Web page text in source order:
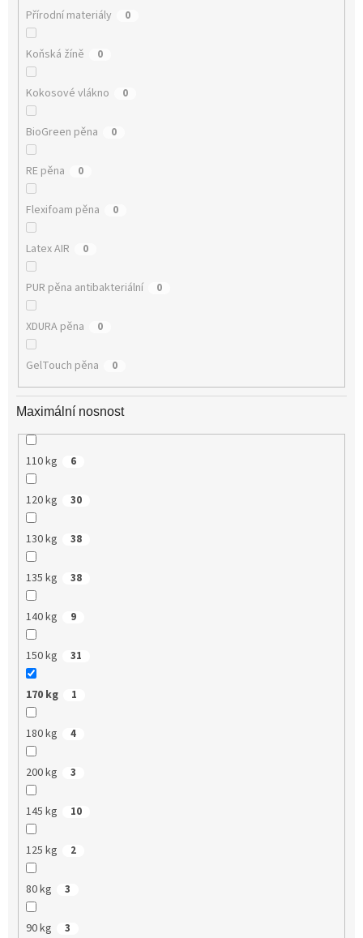
Přírodní materiály 0
Koňská žíně 0
Kokosové vlákno 0
BioGreen pěna 0
RE pěna 0
Flexifoam pěna 0
Latex AIR 0
PUR pěna antibakteriální 0
XDURA pěna 0
GelTouch pěna 0
Maximální nosnost
110 kg 6
120 kg 30
130 kg 38
135 kg 38
140 kg 9
150 kg 31
170 kg 1
180 kg 4
200 kg 3
145 kg 10
125 kg 2
80 kg 3
90 kg 3